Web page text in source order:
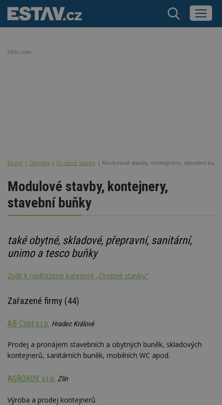
REKLAMA
Firmy | Objekty | Drobné stavby | Modulové stavby, kontejnery, stavební
Modulové stavby, kontejnery,
stavební buňky
také obytné, skladové, přepravní, sanitární,
unimo a tesco buňky
Zpět k nadřazené kategorii „Drobné stavby“
Zařazené firmy (44)
AB-Cont s.r.o. Hradec Králové
Prodej a pronájem stavebních a obytných buněk, skladových
kontejnerů, sanitárních buněk, mobilních WC apod.
AGROKOV, s.r.o. Zlín
Výroba a prodej kontejnerů